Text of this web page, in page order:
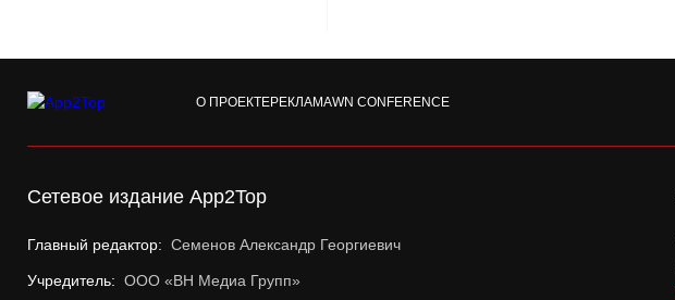
О ПРОЕКТЕРЕКЛАМАWN CONFERENCE
Сетевое издание App2Top
Главный редактор: Семенов Александр Георгиевич
Учредитель: ООО «ВН Медиа Групп»